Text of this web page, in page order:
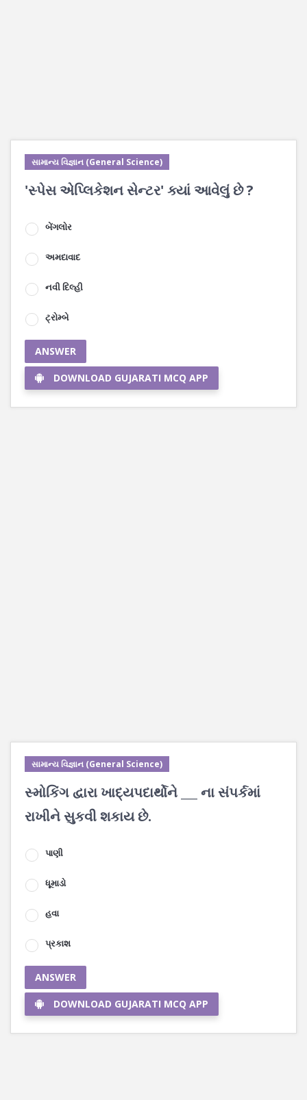
સામાન્ય વિજ્ઞાન (General Science)
'સ્પેસ એપ્લિકેશન સેન્ટર' ક્યાં આવેલું છે ?
બેંગલોર
અમદાવાદ
નવી દિલ્હી
ટ્રોમ્બે
ANSWER
DOWNLOAD GUJARATI MCQ APP
સામાન્ય વિજ્ઞાન (General Science)
સ્મોકિંગ દ્વારા ખાદ્યપદાર્થોને ___ ના સંપર્કમાં
રાખીને સુકવી શકાય છે.
પાણી
ધૂમાડો
હવા
પ્રકાશ
ANSWER
DOWNLOAD GUJARATI MCQ APP